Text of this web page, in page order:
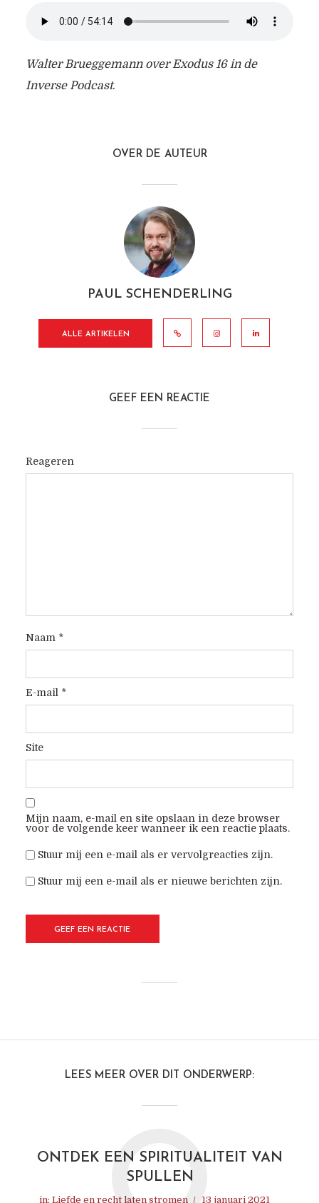
Walter Brueggemann over Exodus 16 in de
Inverse Podcast.
OVER DE AUTEUR
PAUL SCHENDERLING
ALLE ARTIKELEN
GEEF EEN REACTIE
Reageren
Naam *
E-mail *
Site
Mijn naam, e-mail en site opslaan in deze browser
voor de volgende keer wanneer ik een reactie plaats.
Stuur mij een e-mail als er vervolgreacties zijn.
Stuur mij een e-mail als er nieuwe berichten zijn.
LEES MEER OVER DIT ONDERWERP:
ONTDEK EEN SPIRITUALITEIT VAN
SPULLEN
in: Liefde en recht laten stromen 13 januari 2021